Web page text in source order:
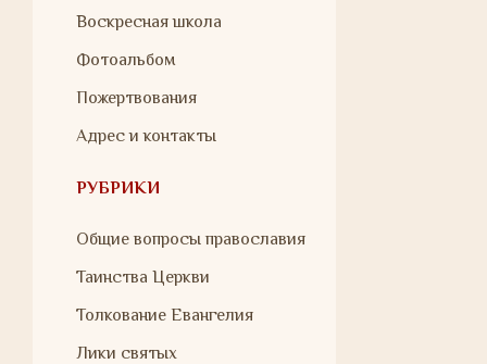
Воскресная школа
Фотоальбом
Пожертвования
Адрес и контакты
РУБРИКИ
Общие вопросы православия
Таинства Церкви
Толкование Евангелия
Лики святых